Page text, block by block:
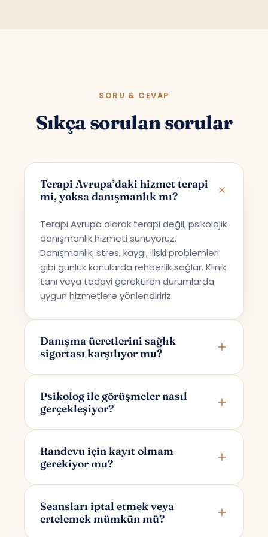
SORU & CEVAP
Sıkça sorulan sorular
Terapi Avrupa’daki hizmet terapi
mi, yoksa danışmanlık mı?
Terapi Avrupa olarak terapi değil, psikolojik
danışmanlık hizmeti sunuyoruz.
Danışmanlık; stres, kaygı, ilişki problemleri
gibi günlük konularda rehberlik sağlar. Klinik
tanı veya tedavi gerektiren durumlarda
uygun hizmetlere yönlendiririz.
Danışma ücretlerini sağlık
sigortası karşılıyor mu?
sunmaktadır; bu nedenle ücretler sağlık
sigortaları tarafından karşılanmamaktadır.
Psikolog ile görüşmeler nasıl
gerçekleşiyor?
üzerinden yapılır. Randevunuzu
oluşturduktan sonra yalnızca size ve
Randevu için kayıt olmam
gerekiyor mu?
posta adresinizi girmeniz yeterlidir. Bu
bilgilerle sizin için otomatik bir hesap
Seansları iptal etmek veya
ertelemek mümkün mü?